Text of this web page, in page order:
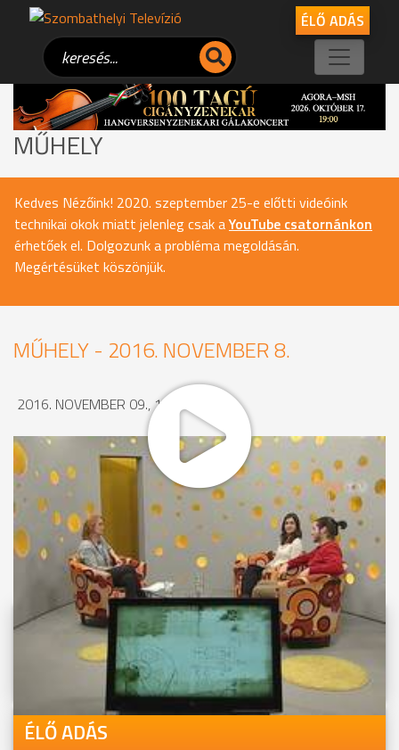
ÉLŐ ADÁS
MŰHELY
Kedves Nézőink! 2020. szeptember 25-e előtti videóink
technikai okok miatt jelenleg csak aYouTube csatornánkon
érhetőek el. Dolgozunk a probléma megoldásán.
Megértésüket köszönjük.
MŰHELY - 2016. NOVEMBER 8.
2016. NOVEMBER 09., 17:16
MEGOSZTÁS
Videóink megtekinthetőek
Youtube-csatornánkon is!
ÉLŐ ADÁS